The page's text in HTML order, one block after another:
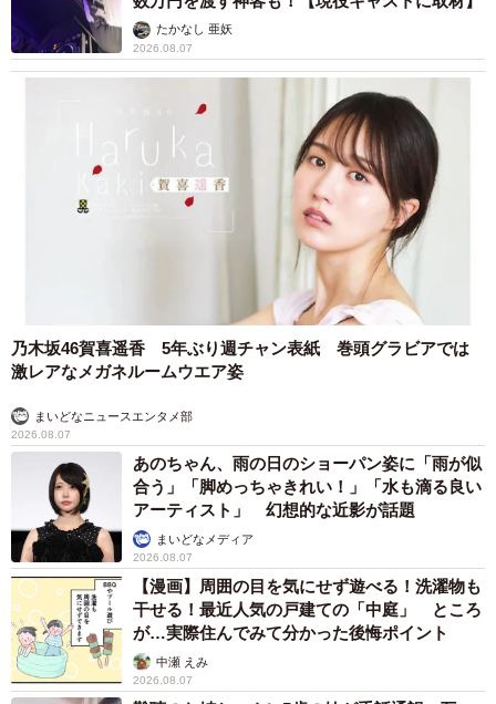
たかなし 亜妖
2026.08.07
乃木坂46賀喜遥香 5年ぶり週チャン表紙 巻頭グラビアでは
激レアなメガネルームウエア姿
まいどなニュースエンタメ部
2026.08.07
あのちゃん、雨の日のショーパン姿に「雨が似
合う」「脚めっちゃきれい！」「水も滴る良い
アーティスト」 幻想的な近影が話題
まいどなメディア
2026.08.07
【漫画】周囲の目を気にせず遊べる！洗濯物も
干せる！最近人気の戸建ての「中庭」 ところ
が…実際住んでみて分かった後悔ポイント
中瀬 えみ
2026.08.07